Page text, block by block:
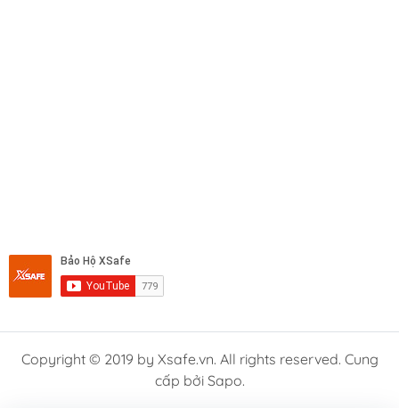
Copyright © 2019 by Xsafe.vn. All rights reserved. Cung
cấp bởi Sapo.